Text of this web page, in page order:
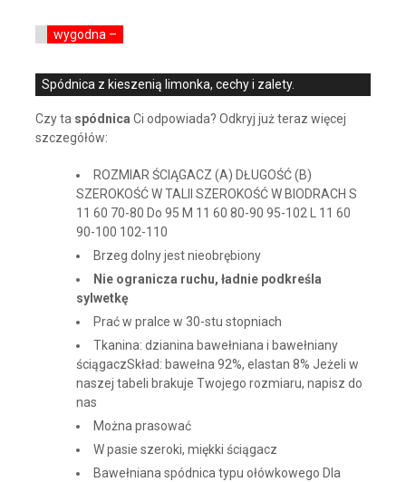
wygodna –
Spódnica z kieszenią limonka, cechy i zalety.
Czy ta spódnica Ci odpowiada? Odkryj już teraz więcej
szczegółów:
ROZMIAR ŚCIĄGACZ (A) DŁUGOŚĆ (B)
SZEROKOŚĆ W TALII SZEROKOŚĆ W BIODRACH S
11 60 70-80 Do 95 M 11 60 80-90 95-102 L 11 60
90-100 102-110
Brzeg dolny jest nieobrębiony
Nie ogranicza ruchu, ładnie podkreśla
sylwetkę
Prać w pralce w 30-stu stopniach
Tkanina: dzianina bawełniana i bawełniany
ściągaczSkład: bawełna 92%, elastan 8% Jeżeli w
naszej tabeli brakuje Twojego rozmiaru, napisz do
nas
Można prasować
W pasie szeroki, miękki ściągacz
Bawełniana spódnica typu ołówkowego Dla